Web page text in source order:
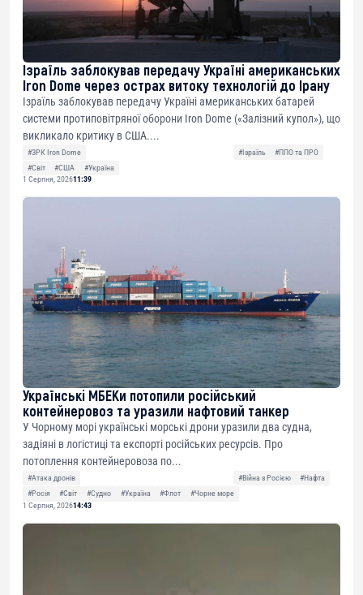
Ізраїль заблокував передачу Україні американських
Iron Dome через острах витоку технологій до Ірану
Ізраїль заблокував передачу Україні американських батарей
системи протиповітряної оборони Iron Dome («Залізний купол»), що
викликало критику в США....
#ЗРК Iron Dome #Ізраїль
#ППО та ПРО
#Світ
#США
#Україна
1 Серпня, 202611:39
Українські МБЕКи потопили російський
контейнеровоз та уразили нафтовий танкер
У Чорному морі українські морські дрони уразили два судна,
задіяні в логістиці та експорті російських ресурсів. Про
потоплення контейнеровоза по...
#Атака дронів #Війна з Росією
#Нафта
#Росія
#Світ #Судно #Україна #Флот
#Чорне море
1 Серпня, 202614:43